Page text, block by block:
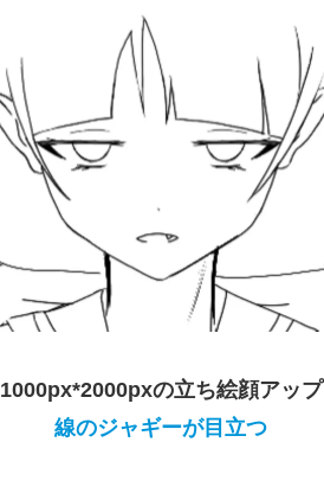
1000px*2000pxの立ち絵顔アップ
線のジャギーが目立つ